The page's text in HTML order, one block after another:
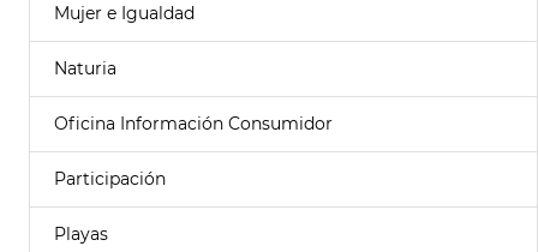
Mujer e Igualdad
Naturia
Oficina Información Consumidor
Participación
Playas